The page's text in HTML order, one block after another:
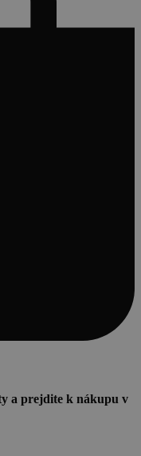
a prejdite k nákupu v